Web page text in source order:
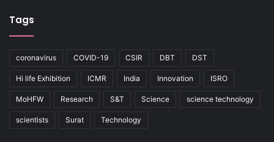
Tags
coronavirus COVID-19 CSIR DBT DST
Hi life Exhibition ICMR India Innovation ISRO
MoHFW Research S&T Science science technology
scientists Surat Technology